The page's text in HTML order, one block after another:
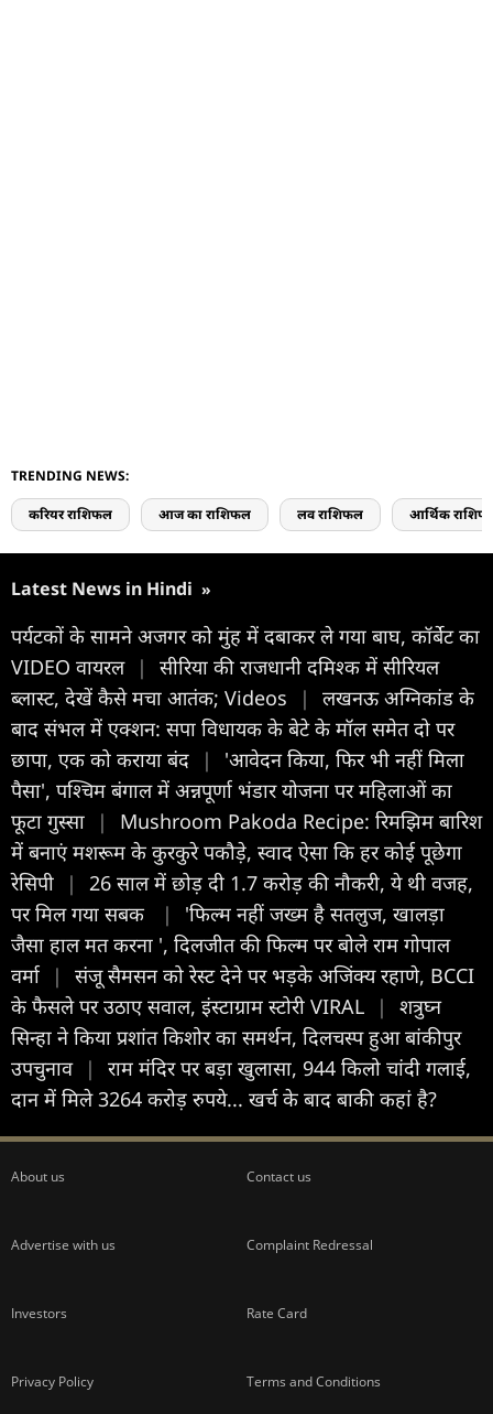
TRENDING NEWS:
करियर राशिफल आज का राशिफल लव राशिफल आर्थिक
Latest News in Hindi »
पर्यटकों के सामने अजगर को मुंह में दबाकर ले गया बाघ, कॉर्बेट का
VIDEO वायरल |
सीरिया की राजधानी दमिश्क में सीर‍ियल
ब्लास्ट, देखें कैसे मचा आतंक; Videos
|
लखनऊ अग्निकांड के
बाद संभल में एक्शन: सपा विधायक के बेटे के मॉल समेत दो पर
छापा, एक को कराया बंद
|
'आवेदन किया, फिर भी नहीं मिला
पैसा', पश्चिम बंगाल में अन्नपूर्णा भंडार योजना पर महिलाओं का
फूटा गुस्सा
|
Mushroom Pakoda Recipe: रिमझिम बारिश
में बनाएं मशरूम के कुरकुरे पकौड़े, स्वाद ऐसा कि हर कोई पूछेगा
रेसिपी
|
26 साल में छोड़ दी 1.7 करोड़ की नौकरी, ये थी वजह,
पर मिल गया सबक
|
'फिल्म नहीं जख्म है सतलुज, खालड़ा
जैसा हाल मत करना ', दिलजीत की फ‍िल्म पर बोले राम गोपाल
वर्मा
|
संजू सैमसन को रेस्ट देने पर भड़के अजिंक्य रहाणे, BCCI
के फैसले पर उठाए सवाल, इंस्टाग्राम स्टोरी VIRAL
|
शत्रुघ्न
सिन्हा ने किया प्रशांत किशोर का समर्थन, दिलचस्प हुआ बांकीपुर
उपचुनाव |
राम मंदिर पर बड़ा खुलासा, 944 किलो चांदी गलाई,
दान में मिले 3264 करोड़ रुपये... खर्च के बाद बाकी कहां है?
About us Contact us
Advertise with us Complaint Redressal
Investors Rate Card
Privacy Policy Terms and Conditions